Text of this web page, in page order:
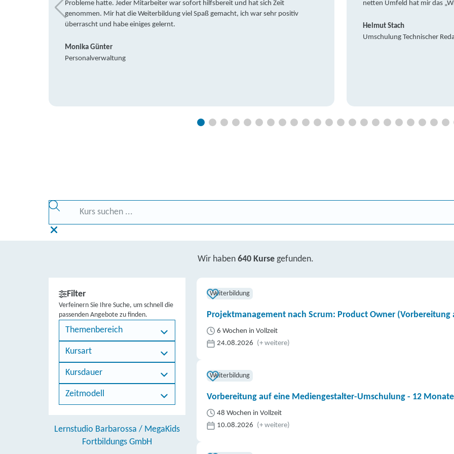
Probleme hatte. Jeder Mitarbeiter war sofort hilfsbereit und hat sich Zeit
genommen. Mir hat die Weiterbildung viel Spaß gemacht, ich war sehr positiv
überrascht und habe einiges gelernt.
Monika Günter
Personalverwaltung
netten Umfeld hat mir das
Helmut Stach
Umschulung Technischer
Wir haben 640 Kurse gefunden.
Filter
Verfeinern Sie Ihre Suche, um schnell die
passenden Angebote zu finden.
Themenbereich
Kursart
Kursdauer
Zeitmodell
Lernstudio Barbarossa / MegaKids
Fortbildungs GmbH
Weiterbildung
Projektmanagement nach Scrum: Product Owner (Vorbereitung
6 Wochen in Vollzeit
24.08.2026 (+ weitere)
Weiterbildung
Vorbereitung auf eine Mediengestalter-Umschulung - 12 Monate
48 Wochen in Vollzeit
10.08.2026 (+ weitere)